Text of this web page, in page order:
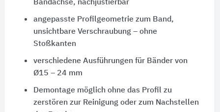
Bandachse, nachjustierbar
angepasste Profilgeometrie zum Band,
unsichtbare Verschraubung – ohne
Stoßkanten
verschiedene Ausführungen für Bänder von
Ø15 – 24 mm
Demontage möglich ohne das Profil zu
zerstören zur Reinigung oder zum Nachstellen